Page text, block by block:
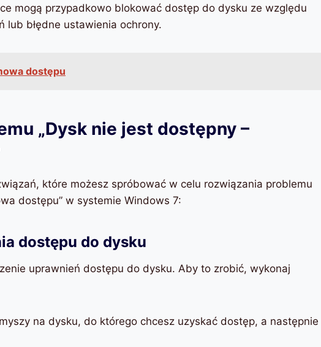
mogą przypadkowo blokować dostęp do dysku ze względu
lub błędne ustawienia ochrony.
dostępu
„Dysk nie jest dostępny –
które możesz spróbować w celu rozwiązania problemu
dostępu” w systemie Windows 7:
dostępu do dysku
uprawnień dostępu do dysku. Aby to zrobić, wykonaj
na dysku, do którego chcesz uzyskać dostęp, a następnie